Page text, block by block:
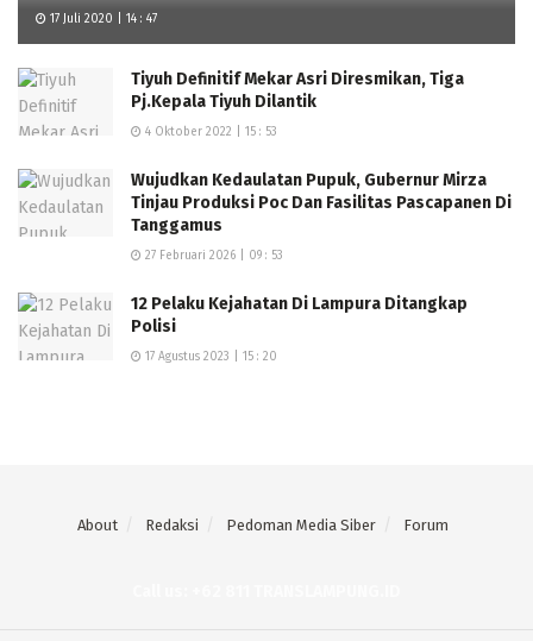
17 Juli 2020 | 14 : 47
Tiyuh Definitif Mekar Asri Diresmikan, Tiga
Pj.Kepala Tiyuh Dilantik
4 Oktober 2022 | 15 : 53
Wujudkan Kedaulatan Pupuk, Gubernur Mirza
Tinjau Produksi Poc Dan Fasilitas Pascapanen Di
Tanggamus
27 Februari 2026 | 09 : 53
12 Pelaku Kejahatan Di Lampura Ditangkap
Polisi
17 Agustus 2023 | 15 : 20
About Redaksi Pedoman Media Siber Forum